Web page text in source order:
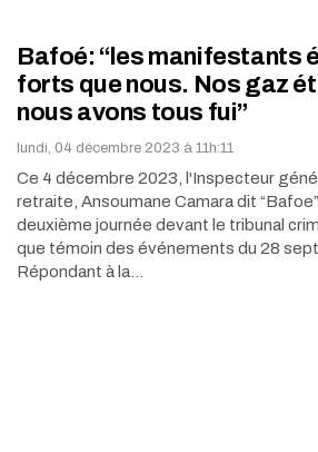
Bafoé: “les manifestants
forts que nous. Nos gaz
nous avons tous fui”
lundi, 04 décembre 2023 à 11h:11
Ce 4 décembre 2023, l'Inspecteur
retraite, Ansoumane Camara dit
deuxième journée devant le tribunal
que témoin des événements du 28
Répondant à la…